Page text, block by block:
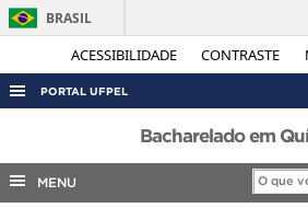
ACESSIBILIDADE CONTRASTE
BRASIL
PORTAL UFPEL
ACESSO À INFORMAÇÃO
AUDITORIA
COBALTO
Bacharelado em
MENU